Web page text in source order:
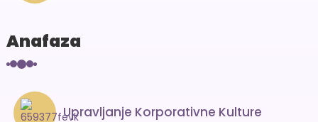
Anafaza
Upravljanje Korporativne Kulture